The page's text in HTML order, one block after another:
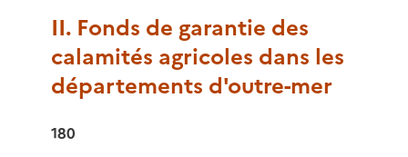
II. Fonds de garantie des
calamités agricoles dans les
départements d'outre-mer
180